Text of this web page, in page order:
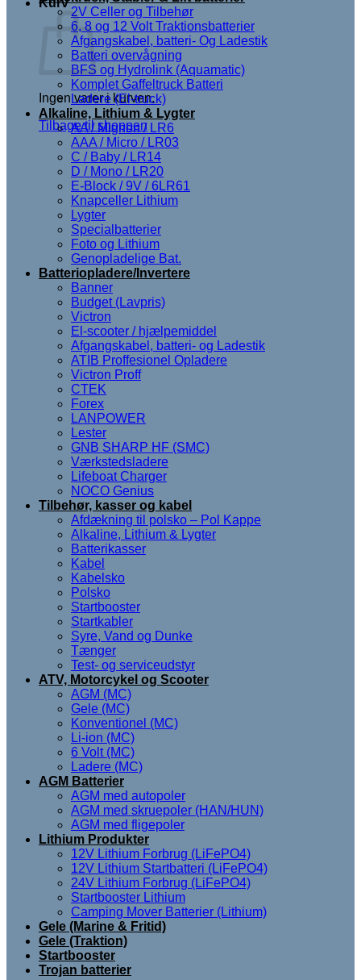
Kurv
Ingen varer i kurven.
Tilbage til shoppen
2V Celler og Tilbehør
6, 8 og 12 Volt Traktionsbatterier
Afgangskabel, batteri- Og Ladestik
Batteri overvågning
BFS og Hydrolink (Aquamatic)
Komplet Gaffeltruck Batteri
Ladere (El-truck)
Alkaline, Lithium & Lygter
AA / Mignon / LR6
AAA / Micro / LR03
C / Baby / LR14
D / Mono / LR20
E-Block / 9V / 6LR61
Knapceller Lithium
Lygter
Specialbatterier
Foto og Lithium
Genopladelige Bat.
Batteriopladere/Invertere
Banner
Budget (Lavpris)
Victron
El-scooter / hjælpemiddel
Afgangskabel, batteri- og Ladestik
ATIB Proffesionel Opladere
Victron Proff
CTEK
Forex
LANPOWER
Lester
GNB SHARP HF (SMC)
Værkstedsladere
Lifeboat Charger
NOCO Genius
Tilbehør, kasser og kabel
Afdækning til polsko – Pol Kappe
Alkaline, Lithium & Lygter
Batterikasser
Kabel
Kabelsko
Polsko
Startbooster
Startkabler
Syre, Vand og Dunke
Tænger
Test- og serviceudstyr
ATV, Motorcykel og Scooter
AGM (MC)
Gele (MC)
Konventionel (MC)
Li-ion (MC)
6 Volt (MC)
Ladere (MC)
AGM Batterier
AGM med autopoler
AGM med skruepoler (HAN/HUN)
AGM med fligepoler
Lithium Produkter
12V Lithium Forbrug (LiFePO4)
12V Lithium Startbatteri (LiFePO4)
24V Lithium Forbrug (LiFePO4)
Startbooster Lithium
Camping Mover Batterier (Lithium)
Gele (Marine & Fritid)
Gele (Traktion)
Startbooster
Trojan batterier